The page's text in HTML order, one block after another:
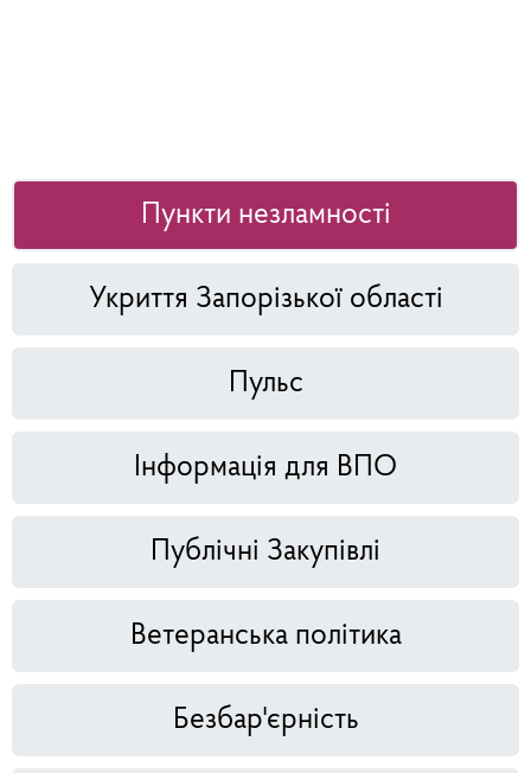
Пункти незламності
Укриття Запорізької області
Пульс
Інформація для ВПО
Публічні Закупівлі
Ветеранська політика
Безбар'єрність